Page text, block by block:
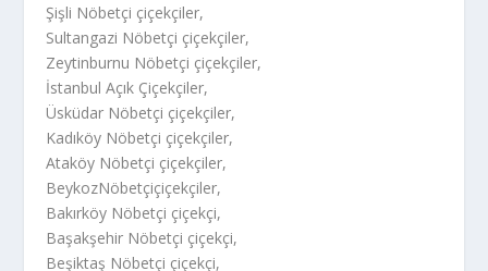
Şişli Nöbetçi çiçekçiler,
Sultangazi Nöbetçi çiçekçiler,
Zeytinburnu Nöbetçi çiçekçiler,
İstanbul Açık Çiçekçiler,
Üsküdar Nöbetçi çiçekçiler,
Kadıköy Nöbetçi çiçekçiler,
Ataköy Nöbetçi çiçekçiler,
BeykozNöbetçiçiçekçiler,
Bakırköy Nöbetçi çiçekçi,
Başakşehir Nöbetçi çiçekçi,
Beşiktaş Nöbetçi çiçekçi,